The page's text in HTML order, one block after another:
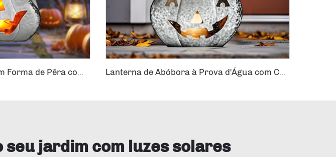
Lanterna de Abóbora em Forma de Pêra com Chama LED Piscante para Decoração de Jardim Solar Lanterna de Abóbora à Prova d'Água com Chama LED Piscante Laranja para Decoração de Jardim Solar
jardim com luzes solares